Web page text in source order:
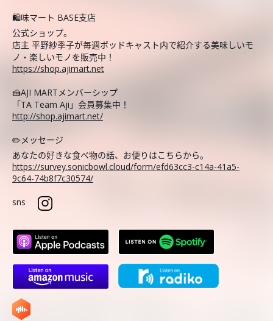
🛍️味マート BASE支店
公式ショップ。
店主 平野紗季子が毎週ポッドキャスト内で紹介する美味しいモ
ノ・楽しいモノを販売中！
https://shop.ajimart.net
🍰AJI MARTメンバーシップ
「TA Team Aji」会員募集中！
http://shop.ajimart.net/
✏️メッセージ
あなたの好きな食べ物の話、お便りはこちらから。
https://survey.sonicbowl.cloud/form/efd63cc3-c14a-41a5-
9c64-74b8f7c30574/
sns